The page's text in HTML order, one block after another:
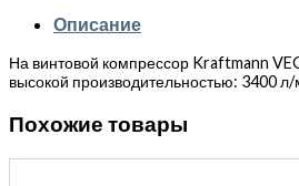
Описание
На винтовой компрессор Kraftmann
высокой производительностью: 3400
Похожие товары